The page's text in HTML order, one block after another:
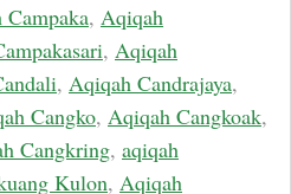
, Aqiqah
, Aqiqah
, Aqiqah Candrajaya,
Cangko, Aqiqah Cangkoak,
Cangkring, aqiqah
Kulon, Aqiqah